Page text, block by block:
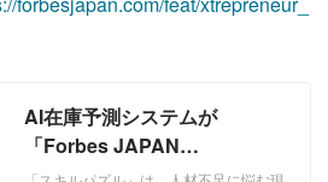
AI在庫予測システムが
「Forbes JAPAN
Xtrepreneur AWARD 2024」